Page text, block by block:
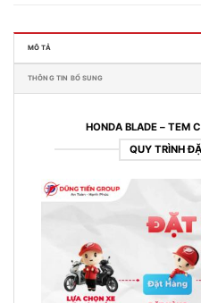
MÔ TẢ
THÔNG TIN BỔ SUNG
HONDA BLADE – TEM
QUY TRÌNH